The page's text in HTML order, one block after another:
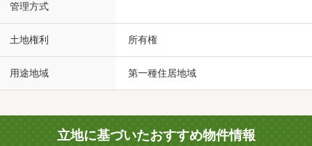
管理方式
土地権利 所有権
用途地域 第一種住居地域
立地に基づいたおすすめ物件情報